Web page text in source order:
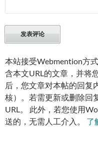
本站接受Webmention方
含本文URL的文章，并将
后，您文章对本帖的回复
核）。若需更新或删除回
URL。 此外，若您使用
送的，无需人工介入。 了